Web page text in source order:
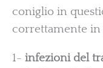
coniglio in
correttamente in
1- infezioni del